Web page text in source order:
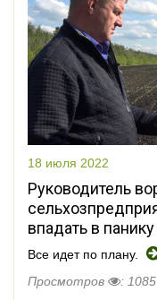
18 июля 2022
Руководитель
впадать в панику
Все идет по плану.
Просмотров
: 1085